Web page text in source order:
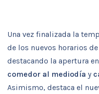
Una vez finalizada la
de los nuevos horarios
destacando la apertura
comedor al mediodía y
Asimismo, destaca el